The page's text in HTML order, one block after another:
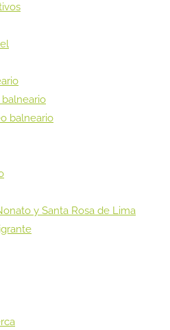
balneario
y Santa Rosa de Lima